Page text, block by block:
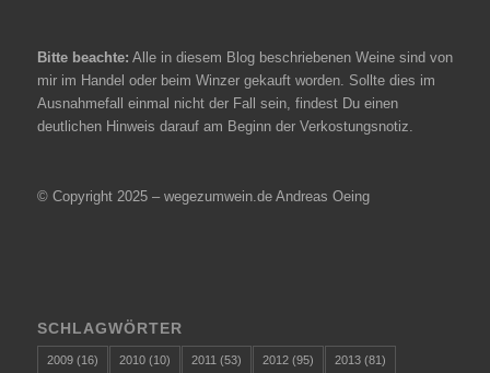
Bitte beachte: Alle in diesem Blog beschriebenen Weine sind von
mir im Handel oder beim Winzer gekauft worden. Sollte dies im
Ausnahmefall einmal nicht der Fall sein, findest Du einen
deutlichen Hinweis darauf am Beginn der Verkostungsnotiz.
© Copyright 2025 – wegezumwein.de Andreas Oeing
SCHLAGWÖRTER
2009(16) 2010(10) 2011(53) 2012(95) 2013(81)